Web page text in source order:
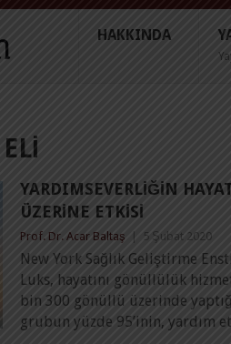
HAKKINDA
YARDIMSEVERLIĞIN
ÜZERINE ETKISI
Prof. Dr. Acar Baltaş 5 Şubat 2020
New York Sağlık Geliştirme
Luks, hayatını gönüllülük
bin 300 gönüllü üzerinde
grubun yüzde 95’inin, yardım